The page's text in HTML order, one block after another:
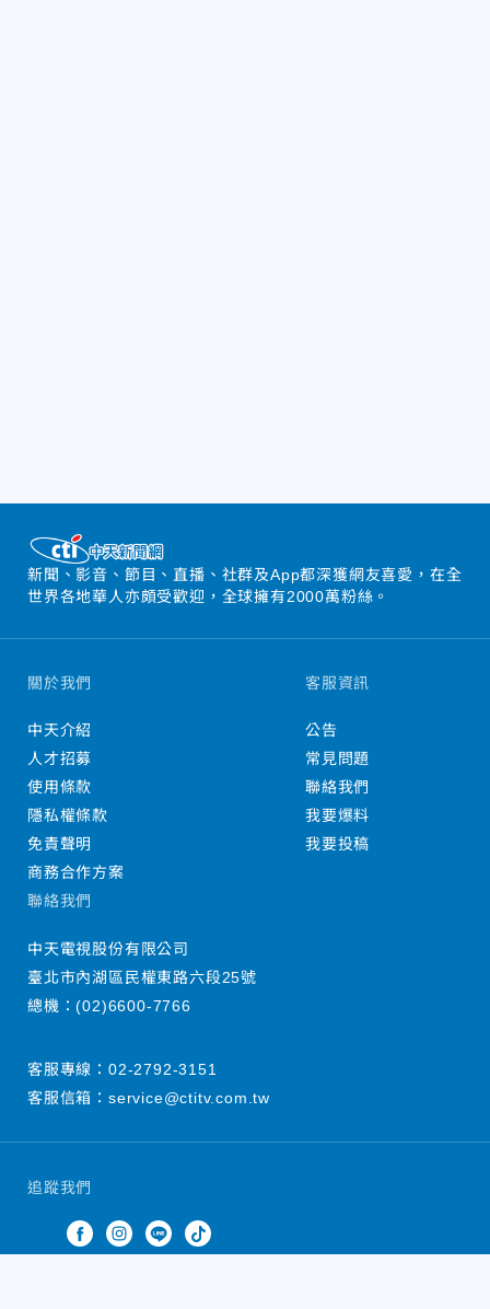
新聞、影音、節目、直播、社群及App都深獲網友喜愛，在全
世界各地華人亦頗受歡迎，全球擁有2000萬粉絲。
追蹤我們
關於我們
中天介紹
人才招募
使用條款
隱私權條款
免責聲明
商務合作方案
客服資訊
公告
常見問題
聯絡我們
我要爆料
我要投稿
聯絡我們
中天電視股份有限公司
臺北市內湖區民權東路六段25號
總機：(02)6600-7766
客服專線： 02-2792-3151
客服信箱： service@ctitv.com.tw